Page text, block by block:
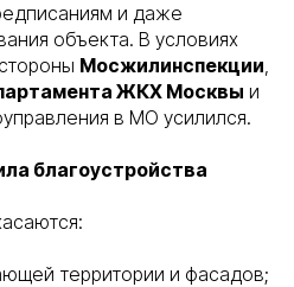
и даже
объекта. В условиях
Мосжилинспекции,
ЖКХ Москвы и
в МО усилился.
благоустройства
территории и фасадов;